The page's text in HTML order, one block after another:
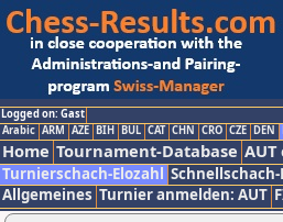
Logged on: Gast
Arabic ARM AZE BIH BUL CAT CHN CRO CZE DEN
Home Tournament-Database
Turnierschach-Elozahl Schnellschach-
Allgemeines Turnier anmelden: AUT